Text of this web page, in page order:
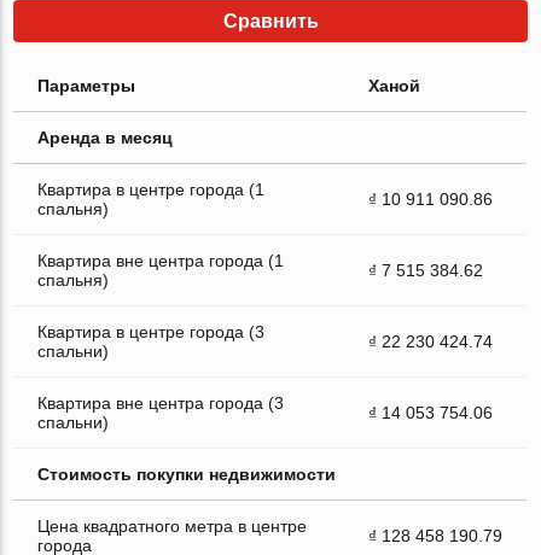
Сравнить
Параметры Ханой
Аренда в месяц
Квартира в центре города (1
спальня)
₫ 10 911 090.86
Квартира вне центра города (1
спальня)
₫ 7 515 384.62
Квартира в центре города (3
спальни)
₫ 22 230 424.74
Квартира вне центра города (3
спальни)
₫ 14 053 754.06
Стоимость покупки недвижимости
Цена квадратного метра в центре
города
₫ 128 458 190.79